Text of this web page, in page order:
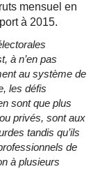
mensuel en
à 2015.
à n’en pas
au système de
les défis
sont que plus
privés, sont aux
tandis qu’ils
de
à plusieurs